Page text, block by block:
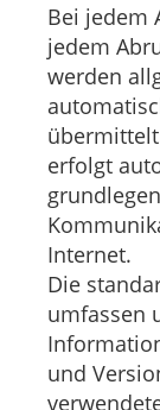
Bei jedem
jedem
werden
erfolgt
Internet.
Die
umfassen
und